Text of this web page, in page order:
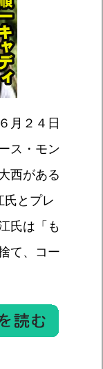
月２４日
ス・モン
西がある
氏とプレ
氏は「も
て、コー